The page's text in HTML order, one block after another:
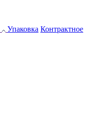
Упаковка Контрактное